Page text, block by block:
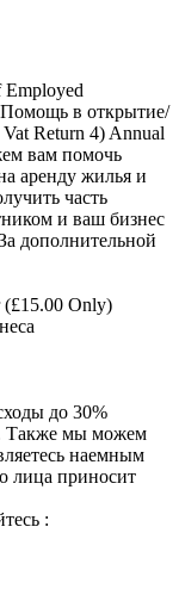
в открытие/
Return 4) Annual
вам помочь
аренду жилья и
часть
и ваш бизнес
дополнительной
(£15.00 Only)
до 30%
Также мы можем
наемным
лица приносит
: